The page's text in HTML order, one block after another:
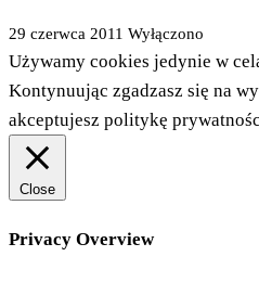
29 czerwca 2011 Wyłączono
Używamy cookies jedynie w
Kontynuując zgadzasz się na
akceptujesz politykę
Close
Privacy Overview